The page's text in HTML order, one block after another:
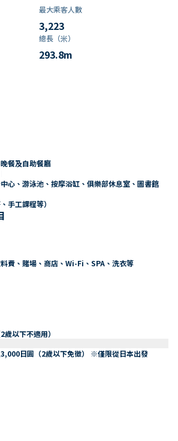
最大乘客人數
3,223
總長（米）
293.8m
餐及自助餐廳
心、游泳池、按摩浴缸、俱樂部休息室、圖書館
手工課程等）
費、賭場、商店、Wi-Fi、SPA、洗衣等
以下不適用）
日圓（2歲以下免徵） ※僅限從日本出發